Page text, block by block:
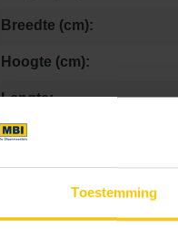
Toestemming
Breedte (cm):
Hoogte (cm):
Lengte:
Breedte:
Hoogte: